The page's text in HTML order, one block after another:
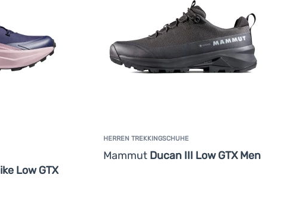
Low GTX
HERREN TREKKINGSCHUHE
Mammut Ducan III Low GTX Men